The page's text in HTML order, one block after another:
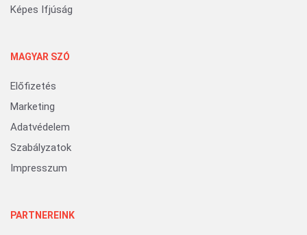
Képes Ifjúság
MAGYAR SZÓ
Előfizetés
Marketing
Adatvédelem
Szabályzatok
Impresszum
PARTNEREINK